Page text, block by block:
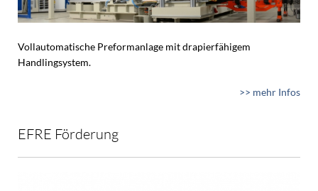
Vollautomatische Preformanlage mit drapierfähigem
Handlingsystem.
>> mehr Infos
EFRE Förderung